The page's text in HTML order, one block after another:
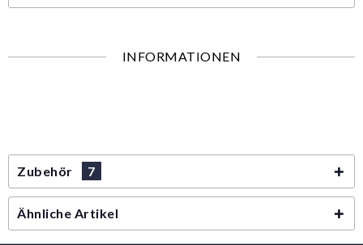
INFORMATIONEN
Zubehör 7
Ähnliche Artikel